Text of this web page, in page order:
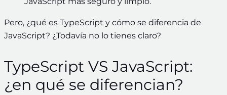
Pero, ¿qué es TypeScript y cómo se diferencia de
JavaScript? ¿Todavía no lo tienes claro?
TypeScript VS JavaScript:
¿en qué se diferencian?